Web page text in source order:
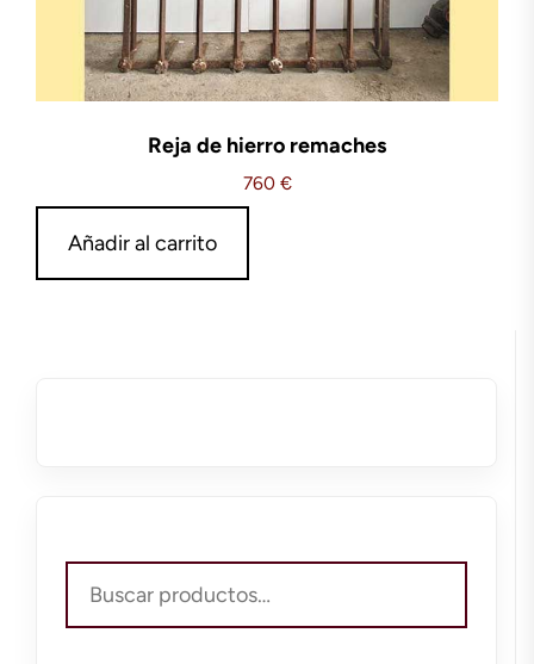
Reja de hierro remaches
760 €
Añadir al carrito
por: